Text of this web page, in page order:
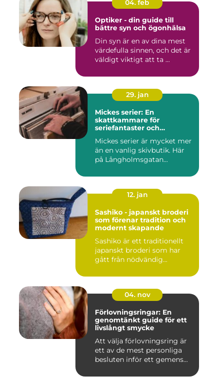
04. feb
Optiker - din guide till
bättre syn och ögonhälsa
Din syn är en av dina mest
värdefulla sinnen, och det är
väldigt viktigt att ta ...
29. jan
Mickes serier: En
skattkammare för
seriefantaster och
Mickes serier är mycket mer
än en vanlig skivbutik. Här
på Långholmsgatan...
12. jan
Sashiko - japanskt broderi
som förenar tradition och
modernt skapande
Sashiko är ett traditionellt
japanskt broderi som har
gått från nödvändig...
04. nov
Förlovningsringar: En
genomtänkt guide för ett
livslångt smycke
Att välja förlovningsring är
ett av de mest personliga
besluten inför ett gemens...